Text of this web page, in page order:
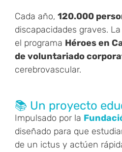
Cada año, 120.000
discapacidades graves.
el programa Héroes en
de voluntariado
cerebrovascular.
📚 Un proyecto
Impulsado por la
diseñado para que
de un ictus y actúen